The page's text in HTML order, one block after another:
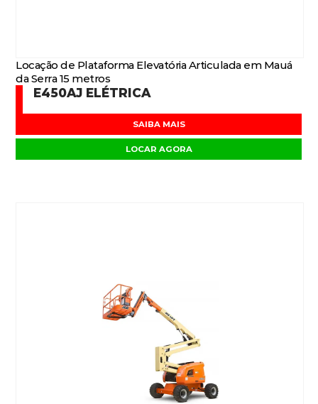
Locação de Plataforma Elevatória Articulada em Mauá
da Serra 15 metros
E450AJ ELÉTRICA
SAIBA MAIS
LOCAR AGORA